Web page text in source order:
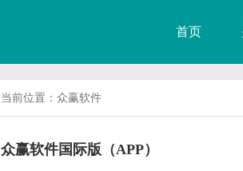
首页
当前位置：众赢软件
众赢软件国际版（APP）